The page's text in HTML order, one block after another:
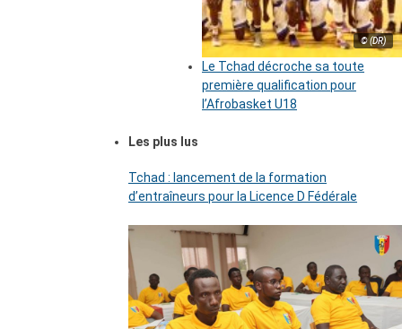
© (DR)
Le Tchad décroche sa toute
première qualification pour
l’Afrobasket U18
Les plus lus
Tchad : lancement de la formation
d’entraîneurs pour la Licence D Fédérale